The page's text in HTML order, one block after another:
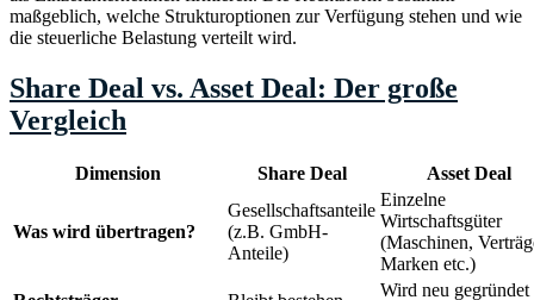
maßgeblich, welche Strukturoptionen zur Verfügung stehen und wie
die steuerliche Belastung verteilt wird.
Share Deal vs. Asset Deal: Der große
Vergleich
Dimension Share Deal Asset Deal
Was wird übertragen?
Gesellschaftsanteile
(z.B. GmbH-
Anteile)
Einzelne
Wirtschaftsgüter
(Maschinen,
Marken etc.)
Wird neu gegründet